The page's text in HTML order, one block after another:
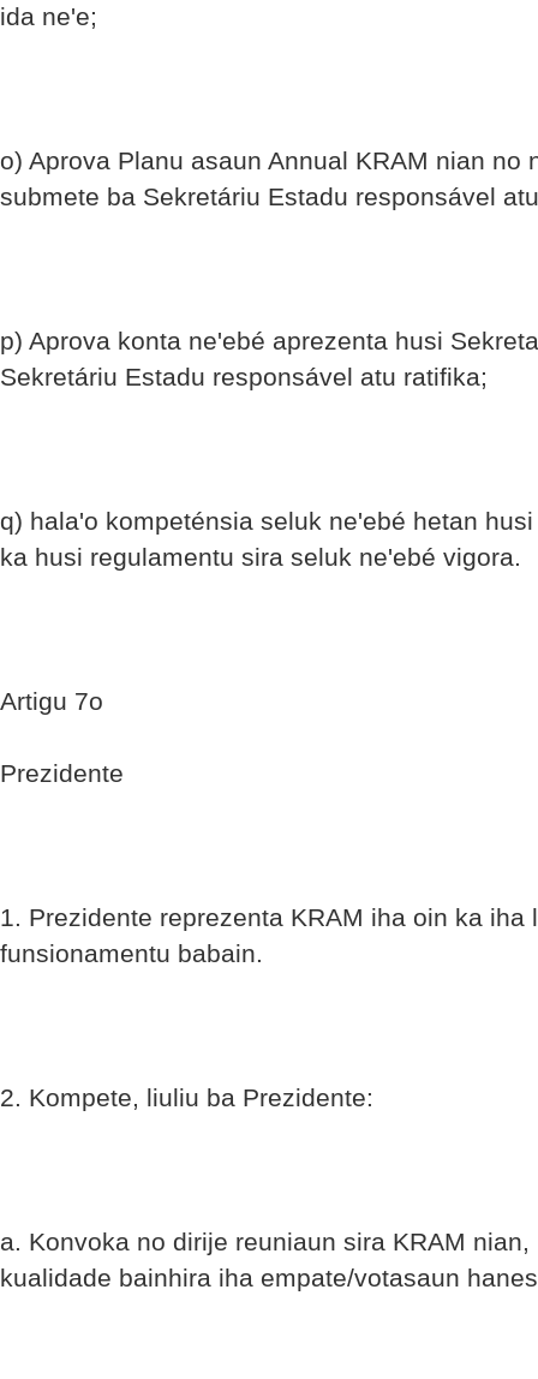
ida ne'e;
o) Aprova Planu asaun Annual KRAM nian no
submete ba Sekretáriu Estadu responsável
p) Aprova konta ne'ebé aprezenta husi
Sekretáriu Estadu responsável atu ratifika;
q) hala'o kompeténsia seluk ne'ebé hetan
ka husi regulamentu sira seluk ne'ebé vigora.
Artigu 7o
Prezidente
1. Prezidente reprezenta KRAM iha oin ka iha
funsionamentu babain.
2. Kompete, liuliu ba Prezidente:
a. Konvoka no dirije reuniaun sira KRAM
kualidade bainhira iha empate/votasaun